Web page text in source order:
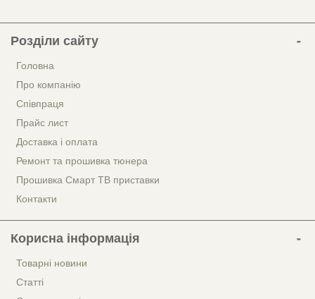
Розділи сайту
Головна
Про компанію
Співпраця
Прайс лист
Доставка і оплата
Ремонт та прошивка тюнера
Прошивка Смарт ТВ приставки
Контакти
Корисна інформація
Товарні новини
Статті